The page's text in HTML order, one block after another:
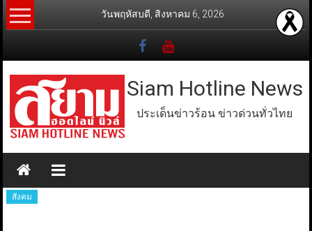
Skip
to
วันพฤหัสบดี, สิงหาคม 6, 2026
Siam Hotline News
ประเด็นข่าวร้อน ข่าวด่วนทั่วไทย
สังคม